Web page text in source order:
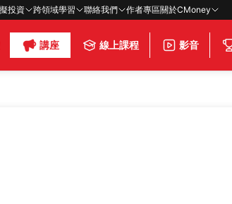
投資 跨領域學習 聯絡我們 作者專區關於CMoney
講座 線上課程 影音